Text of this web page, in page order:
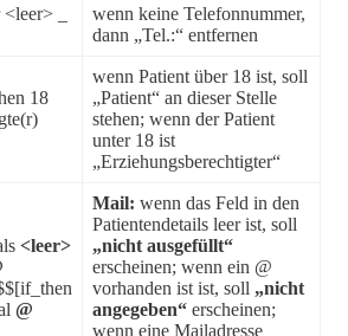
_
wenn keine Telefonnummer,
dann „Tel.:“ entfernen
18
wenn Patient über 18 ist, soll
„Patient“ an dieser Stelle
stehen; wenn der Patient
unter 18 ist
„Erziehungsberechtigter“
<leer>
@
Mail: wenn das Feld in den
Patientendetails leer ist, soll
„nicht ausgefüllt“
erscheinen; wenn ein @
vorhanden ist ist, soll „nicht
angegeben“ erscheinen;
wenn eine Mailadresse